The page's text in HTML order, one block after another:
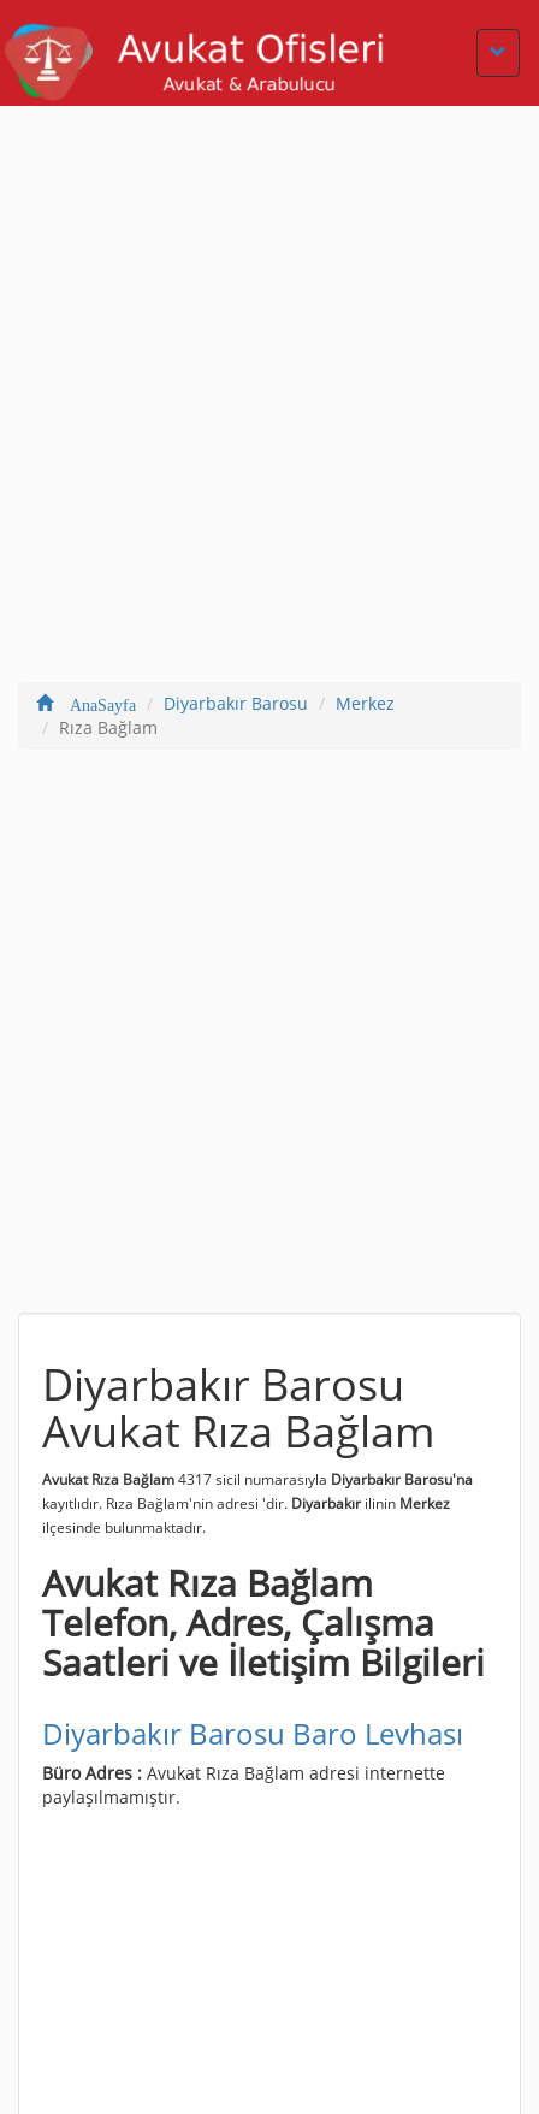
AnaSayfa Diyarbakır Barosu
Merkez
Rıza Bağlam
Diyarbakır Barosu
Avukat Rıza Bağlam
Avukat Rıza Bağlam4317 sicil numarasıyla Diyarbakır Barosu'na
kayıtlıdır. Rıza Bağlam'nin adresi 'dir. Diyarbakır ilinin Merkez
ilçesinde bulunmaktadır.
Avukat Rıza Bağlam
Telefon, Adres, Çalışma
Saatleri ve İletişim Bilgileri
Diyarbakır Barosu Baro Levhası
Büro Adres : Avukat Rıza Bağlam adresi internette
paylaşılmamıştır.